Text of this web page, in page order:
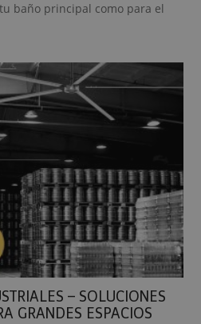
baño principal como para el
– SOLUCIONES
GRANDES ESPACIOS